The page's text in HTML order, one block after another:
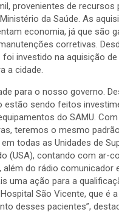
provenientes de recursos
da Saúde. As
economia, já que são
corretivas.
foi investido na aquisição
a cidade.
para o nosso governo.
estão sendo feitos
do SAMU.
teremos o mesmo
todas as Unidades de
(USA), contando com ar-
além do rádio comunicador
uma ação para a
São Vicente, que é
desses pacientes”,